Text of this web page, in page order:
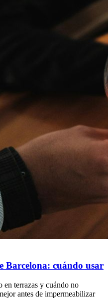
Barcelona: cuándo usar
terrazas y cuándo no
antes de impermeabilizar